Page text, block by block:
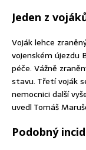
Jeden z
Voják lehce
vojenském újezdu
péče. Vážně
stavu. Třetí voják
nemocnici další
uvedl Tomáš
Podobný